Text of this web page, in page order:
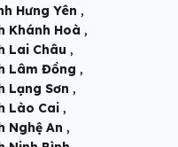
Hưng Yên ,
Khánh Hoà ,
Lai Châu ,
Lâm Đồng ,
Lạng Sơn ,
Lào Cai ,
Nghệ An ,